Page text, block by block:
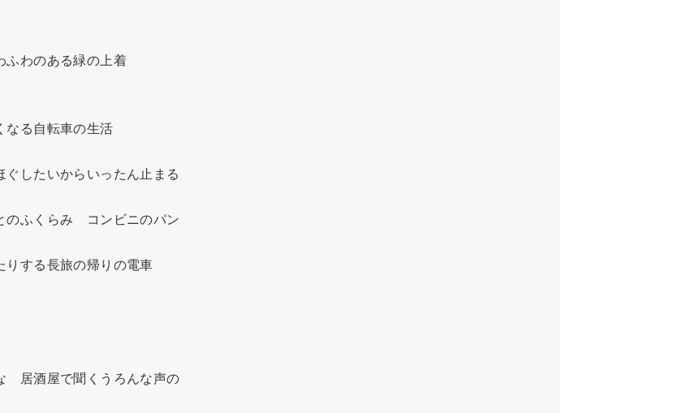
ふわのある緑の上着
なる自転車の生活
したいからいったん止まる
ふくらみ　コンビニのパン
りする長旅の帰りの電車
　居酒屋で聞くうろんな声の